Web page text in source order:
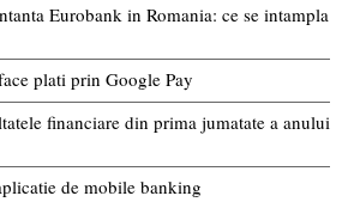
Eurobank in Romania: ce se intampla
plati prin Google Pay
financiare din prima jumatate a anului
de mobile banking